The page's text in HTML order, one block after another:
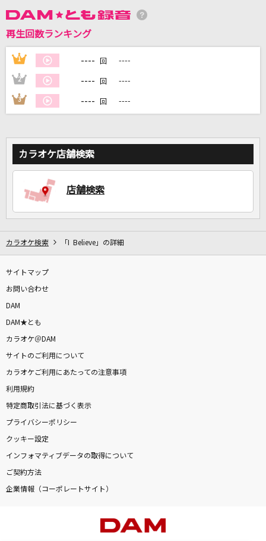
カラオケをもっと楽しもう！
家族や友達と一緒に！練習にも！
再生回数ランキング
1 ---- 回 ----
2 ---- 回 ----
3 ---- 回 ----
カラオケ店舗検索
店舗検索
カラオケ検索 「I Believe」の詳細
サイトマップ
お問い合わせ
DAM
DAM★とも
カラオケ＠DAM
サイトのご利用について
カラオケご利用にあたっての注意事項
利用規約
特定商取引法に基づく表示
プライバシーポリシー
クッキー設定
インフォマティブデータの取得について
ご契約方法
企業情報（コーポレートサイト）